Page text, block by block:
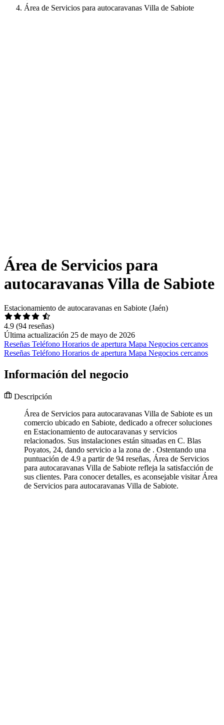
Área de Servicios para autocaravanas Villa de Sabiote
Área de Servicios para
autocaravanas Villa de Sabiote
Estacionamiento de autocaravanas en Sabiote (Jaén)
4.9 (94 reseñas)
Última actualización 25 de mayo de 2026
Reseñas Teléfono Horarios de apertura Mapa Negocios cercanos
Reseñas Teléfono Horarios de apertura Mapa Negocios cercanos
Información del negocio
Descripción
Área de Servicios para autocaravanas Villa de Sabiote es un
comercio ubicado en Sabiote, dedicado a ofrecer soluciones
en Estacionamiento de autocaravanas y servicios
relacionados. Sus instalaciones están situadas en C. Blas
Poyatos, 24, dando servicio a la zona de . Ostentando una
puntuación de 4.9 a partir de 94 reseñas, Área de Servicios
para autocaravanas Villa de Sabiote refleja la satisfacción de
sus clientes. Para conocer detalles, es aconsejable visitar Área
de Servicios para autocaravanas Villa de Sabiote.